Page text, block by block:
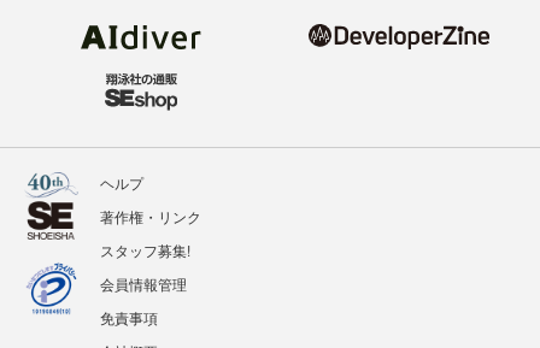
ヘルプ
著作権・リンク
スタッフ募集!
会員情報管理
免責事項